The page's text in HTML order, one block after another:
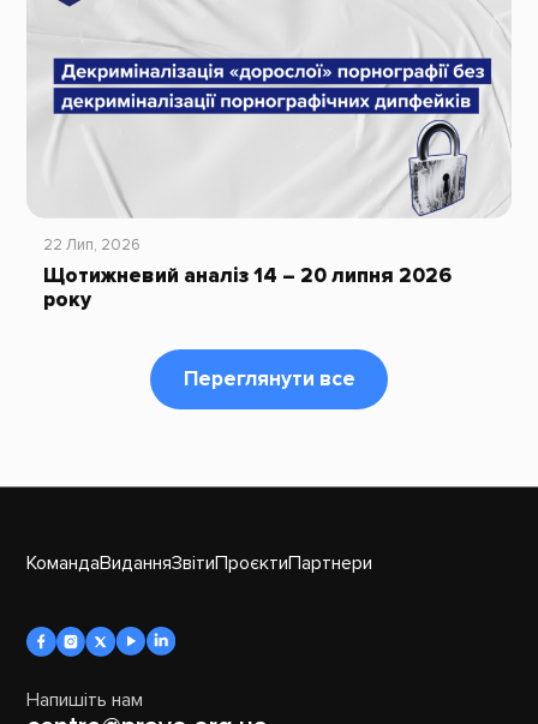
22 Лип, 2026
Щотижневий аналіз 14 – 20 липня 2026
року
Переглянути все
КомандаВиданняЗвітиПроєктиПартнери
Напишіть нам